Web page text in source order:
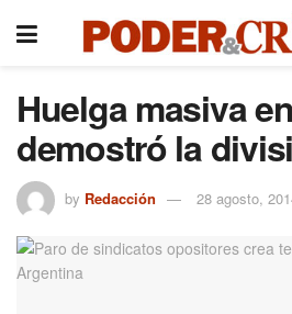
Huelga masiva
demostró la
by Redacción 28 agosto,